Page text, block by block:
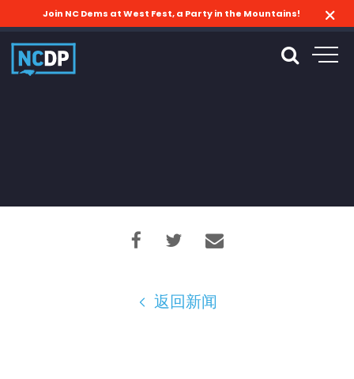
Join NC Dems at West Fest, a Party in the Mountains!
返回新闻